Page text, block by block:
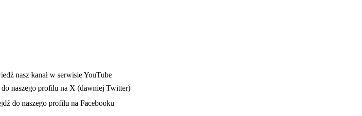
otwiera się w nowej karcie
nasz kanał w serwisie YouTube
karcie
do naszego profilu na X (dawniej Twitter)
- otwiera się w nowej karcie
do naszego profilu na Facebooku